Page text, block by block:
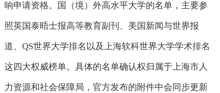
响申请资格。国（境）外高水平大学的名单，主要参
照英国泰晤士报高等教育副刊、美国新闻与世界报
道、QS世界大学排名以及上海软科世界大学学术排名
这四大权威榜单。具体的名单确认权归属于上海市人
力资源和社会保障局，官方发布的附件中会同步更新